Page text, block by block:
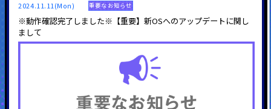
2024.11.11(Mon) 重要なお知らせ
※動作確認完了しました※【重要】新OSへのアップデートに関し
まして